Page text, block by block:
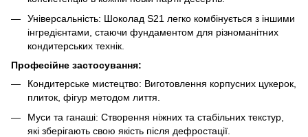
Універсальність: Шоколад S21 легко комбінується з іншими
інгредієнтами, стаючи фундаментом для різноманітних
кондитерських технік.
Професійне застосування:
Кондитерське мистецтво: Виготовлення корпусних цукерок,
плиток, фігур методом лиття.
Муси та ганаші: Створення ніжних та стабільних текстур,
які зберігають свою якість після дефростації.